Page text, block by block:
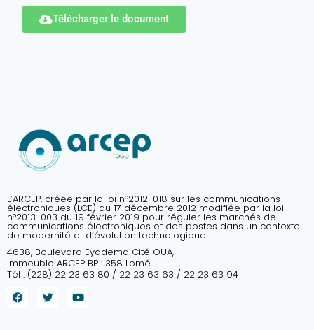
Télécharger le document
L’ARCEP, créée par la loi n°2012-018 sur les communications
électroniques (LCE) du 17 décembre 2012 modifiée par la loi
n°2013-003 du 19 février 2019 pour réguler les marchés de
communications électroniques et des postes dans un contexte
de modernité et d’évolution technologique.
4638, Boulevard Eyadema Cité OUA,
Immeuble ARCEP BP : 358 Lomé
Tél : (228) 22 23 63 80 / 22 23 63 63 / 22 23 63 94